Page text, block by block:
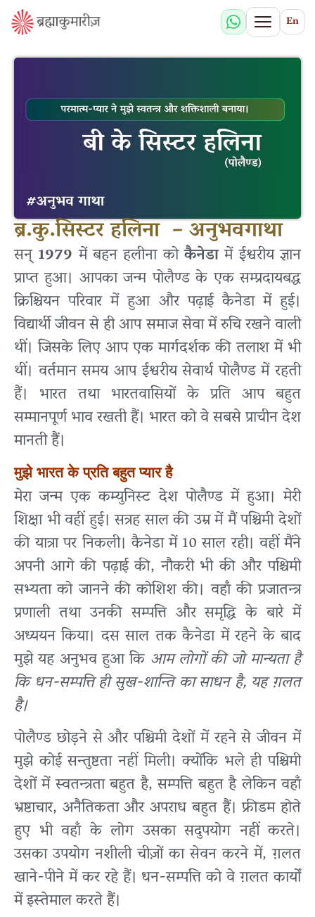
En
ब्र.कु.सिस्टर हलिना – अनुभवगाथा
सन्1979 में बहन हलीना कोकैनेडामें ईश्वरीय ज्ञान
प्राप्त हुआ। आपका जन्म पोलैण्ड के एक सम्प्रदायबद्ध
क्रिश्चियन परिवार में हुआ और पढ़ाई कैनेडा में हुई।
विद्यार्थी जीवन से ही आप समाज सेवा में रुचि रखने वाली
थीं। जिसके लिए आप एक मार्गदर्शक की तलाश में भी
थीं। वर्तमान समय आप ईश्वरीय सेवार्थ पोलैण्ड में रहती
हैं। भारत तथा भारतवासियों के प्रति आप बहुत
सम्मानपूर्ण भाव रखती हैं। भारत को वे सबसे प्राचीन देश
मानती हैं।
मुझे भारत के प्रति बहुत प्यार है
मेरा जन्म एक कम्युनिस्ट देश पोलैण्ड में हुआ। मेरी
शिक्षा भी वहीं हुई। सत्रह साल की उम्र में मैं पश्चिमी देशों
की यात्रा पर निकली। कैनेडा में 10 साल रही। वहीं मैंने
अपनी आगे की पढ़ाई की, नौकरी भी की और पश्चिमी
सभ्यता को जानने की कोशिश की। वहाँ की प्रजातन्त्र
प्रणाली तथा उनकी सम्पत्ति और समृद्धि के बारे में
अध्ययन किया। दस साल तक कैनेडा में रहने के बाद
मुझे यह अनुभव हुआ कि आम लोगों की जो मान्यता है
कि धन-सम्पत्ति ही सुख-शान्ति का साधन है, यह ग़लत
है।
पोलैण्ड छोड़ने से और पश्चिमी देशों में रहने से जीवन में
मुझे कोई सन्तुष्टता नहीं मिली। क्योंकि भले ही पश्चिमी
देशों में स्वतन्त्रता बहुत है, सम्पत्ति बहुत है लेकिन वहाँ
भ्रष्टाचार, अनैतिकता और अपराध बहुत हैं। फ्रीडम होते
हुए भी वहाँ के लोग उसका सदुपयोग नहीं करते।
उसका उपयोग नशीली चीज़ों का सेवन करने में, ग़लत
खाने-पीने में कर रहे हैं। धन-सम्पत्ति को वे ग़लत कार्यों
में इस्तेमाल करते हैं।